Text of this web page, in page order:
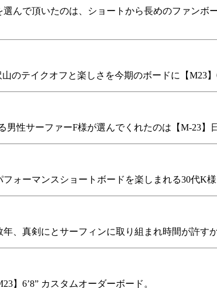
んで頂いたのは、ショートから長めのファン
のテイクオフと楽しさを今期のボードに【M23】
性サーファーF様が選んでくれたのは【M-23】
ォーマンスショートボードを楽しまれる30代K様
年、真剣にとサーフィンに取り組まれ時間が許す
】6’8” カスタムオーダーボード。